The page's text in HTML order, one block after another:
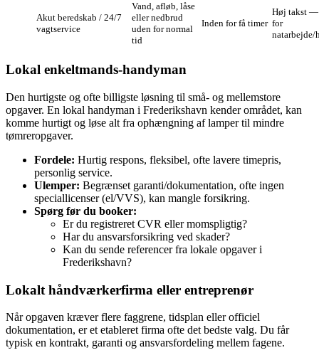
Akut beredskab / 24/7
vagtservice
Vand, afløb, låse
eller nedbrud
uden for normal
tid
Inden for få timer
Høj takst
for
Lokal enkeltmands‑handyman
Den hurtigste og ofte billigste løsning til små‑ og mellemstore
opgaver. En lokal handyman i Frederikshavn kender området, kan
komme hurtigt og løse alt fra ophængning af lamper til mindre
tømreropgaver.
Fordele: Hurtig respons, fleksibel, ofte lavere timepris,
personlig service.
Ulemper: Begrænset garanti/dokumentation, ofte ingen
speciallicenser (el/VVS), kan mangle forsikring.
Spørg før du booker:
Er du registreret CVR eller momspligtig?
Har du ansvarsforsikring ved skader?
Kan du sende referencer fra lokale opgaver i
Frederikshavn?
Lokalt håndværkerfirma eller entreprenør
Når opgaven kræver flere faggrene, tidsplan eller officiel
dokumentation, er et etableret firma ofte det bedste valg. Du får
typisk en kontrakt, garanti og ansvarsfordeling mellem fagene.